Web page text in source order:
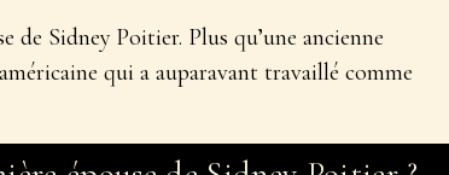
de Sidney Poitier. Plus qu’une ancienne
qui a auparavant travaillé comme